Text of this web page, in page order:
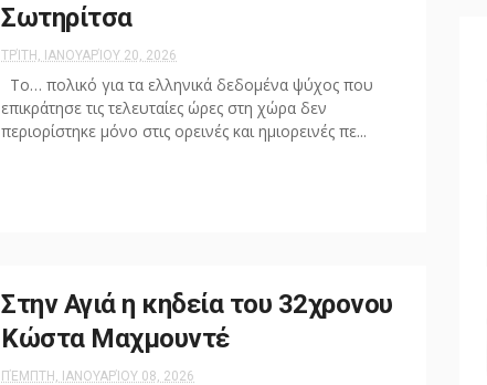
Σωτηρίτσα
ΤΡΊΤΗ, ΙΑΝΟΥΑΡΊΟΥ 20, 2026
Το… πολικό για τα ελληνικά δεδομένα ψύχος που
επικράτησε τις τελευταίες ώρες στη χώρα δεν
περιορίστηκε μόνο στις ορεινές και ημιορεινές πε...
Στην Αγιά η κηδεία του 32χρονου
Κώστα Μαχμουντέ
ΠΈΜΠΤΗ, ΙΑΝΟΥΑΡΊΟΥ 08, 2026